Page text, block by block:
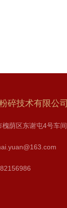
碎技术有限公司
槐荫区东谢屯4号车间